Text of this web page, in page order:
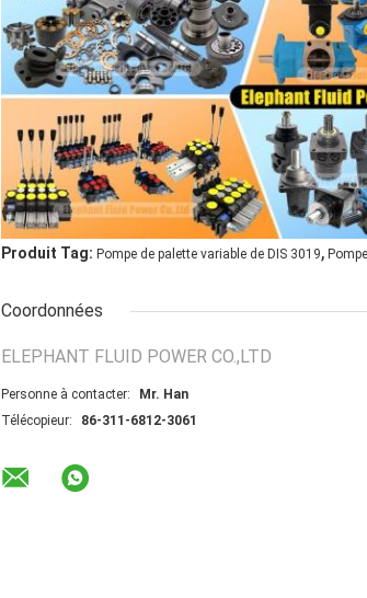
Produit Tag: Pompe de palette variable de DIS 3019,
Coordonnées
ELEPHANT FLUID POWER CO.,LTD
Personne à contacter:
Mr. Han
Télécopieur:
86-311-6812-3061